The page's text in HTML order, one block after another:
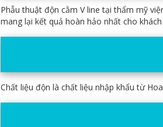
Phẫu thuật độn cằm V line tại thẩm mỹ
mang lại kết quả hoàn hảo nhất cho khách
Chất liệu độn là chất liệu nhập khẩu từ